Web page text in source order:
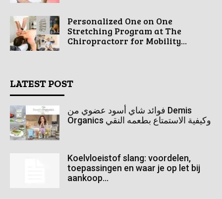
Personalized One on One
Stretching Program at The
Chiropractorr for Mobility...
LATEST POST
فوائد شاي أسود عضوي من Demis
Organics وكيفية الاستمتاع بطعمه النقي
Koelvloeistof slang: voordelen,
toepassingen en waar je op let bij
aankoop...